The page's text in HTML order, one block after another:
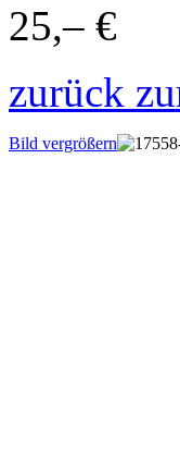
25,– €
zurück
Bild vergrößern